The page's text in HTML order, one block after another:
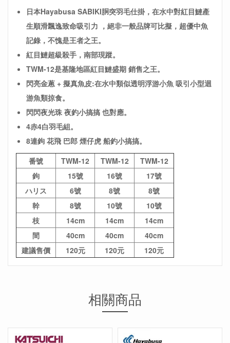
日本Hayabusa SABIKI胴突羽毛仕掛，在水中對紅目鰱產
生順滑飄逸致命吸引力 ，絕非一般品牌可比擬，超優中魚
記錄，不愧是王者之王。
紅目鰱超級殺手，南部現蹤。
TWM-12是基隆地區紅目鰱盛期 銷售之王。
閃亮金蔥 + 擬真魚皮:在水中類似透明浮游小魚 吸引小型迴
游魚類掠食。
閃閃夜光珠 夜釣小搞搞 也對應。
4赤4白羽毛組。
8連鉤 花飛 巴郎 煙仔虎 船釣小搞搞。
番號
TWM-12 TWM-12
TWM-12
鉤
15號 16號
17號
ハリス
6號 8號
8號
幹
8號 10號
10號
枝
14cm 14cm
14cm
間
40cm 40cm
40cm
建議售價
120元 120元 120元
相關商品